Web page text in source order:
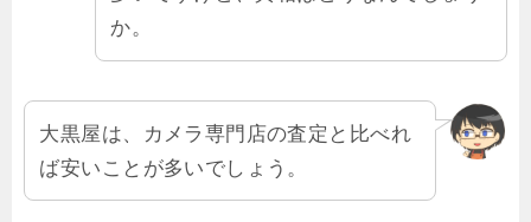
か。
大黒屋は、カメラ専門店の査定と比べれ
ば安いことが多いでしょう。